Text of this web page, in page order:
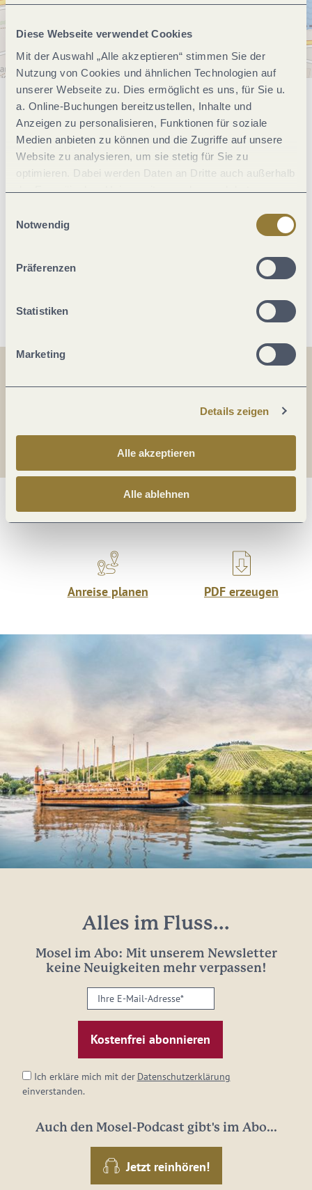
Diese Webseite verwendet Cookies
Mit der Auswahl „Alle akzeptieren“ stimmen Sie der
Nutzung von Cookies und ähnlichen Technologien auf
unserer Webseite zu. Dies ermöglicht es uns, für Sie u.
a. Online-Buchungen bereitzustellen, Inhalte und
Anzeigen zu personalisieren, Funktionen für soziale
Medien anbieten zu können und die Zugriffe auf unsere
Website zu analysieren, um sie stetig für Sie zu
optimieren. Dabei werden Daten an Dritte auch außerhalb
der Europäischen Union weitergegeben und dort
jederzeit widerrufen werden. Mit der Auswahl "Alle
ablehnen" kann es zu Beeinträchtigungen in der Nutzung
Notwendig
Präferenzen
Statistiken
Marketing
Details zeigen
Alle akzeptieren
Alle ablehnen
Allgemeine Informationen
Eignung
Anreise planen PDF erzeugen
Alles im Fluss...
Mosel im Abo: Mit unserem Newsletter
keine Neuigkeiten mehr verpassen!
Ihre
E-
Mail-
Adresse:
Ich erkläre mich mit der Datenschutzerklärung
einverstanden.
Auch den Mosel-Podcast gibt's im Abo...
Jetzt reinhören!